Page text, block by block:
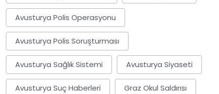
Avusturya Polis Operasyonu
Avusturya Polis Soruşturması
Avusturya Sağlık Sistemi Avusturya Siyaseti
Avusturya Suç Haberleri Graz Okul Saldırısı